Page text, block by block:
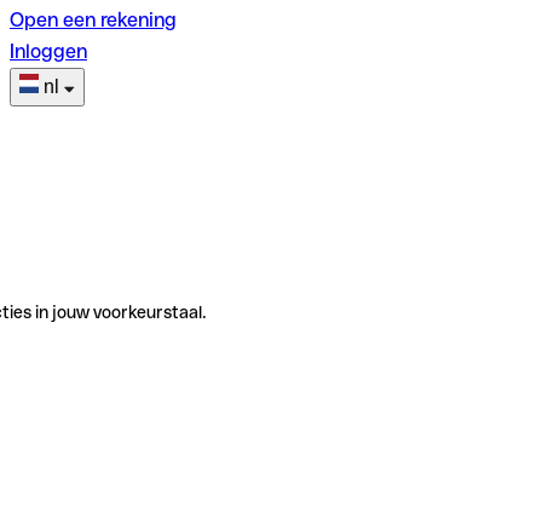
Open een rekening
Inloggen
nl
in jouw voorkeurstaal.